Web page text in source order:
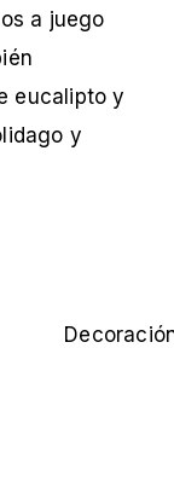
a juego
eucalipto y
y